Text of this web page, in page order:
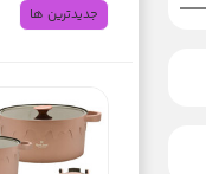
جدیدترین ها